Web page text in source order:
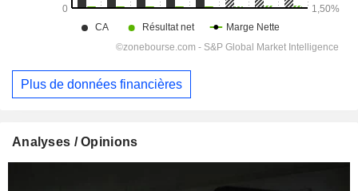
Plus de données financières
Analyses / Opinions